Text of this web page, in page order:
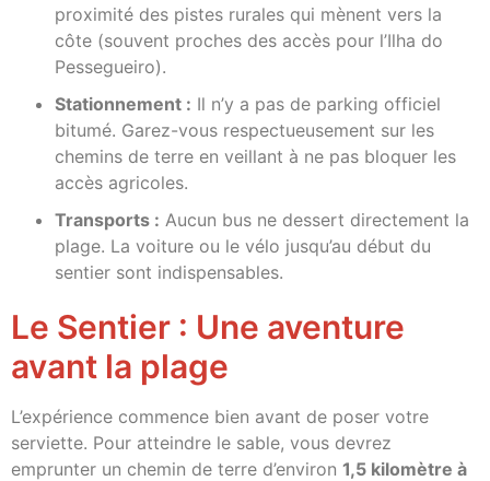
proximité des pistes rurales qui mènent vers la
côte (souvent proches des accès pour l’Ilha do
Pessegueiro).
Stationnement : Il n’y a pas de parking officiel
bitumé. Garez-vous respectueusement sur les
chemins de terre en veillant à ne pas bloquer les
accès agricoles.
Transports : Aucun bus ne dessert directement la
plage. La voiture ou le vélo jusqu’au début du
sentier sont indispensables.
Le Sentier : Une aventure
avant la plage
L’expérience commence bien avant de poser votre
serviette. Pour atteindre le sable, vous devrez
emprunter un chemin de terre d’environ 1,5 kilomètre à